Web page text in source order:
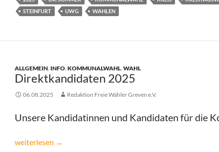
STEINFURT
UWG WAHLEN
ALLGEMEIN, INFO,KOMMUNALWAHL,WAHL
Direktkandidaten 2025
06.08.2025 Redaktion Freie Wähler Greven e.V.
Unsere Kandidatinnen und Kandidaten für die
Direktkandidaten 2025
weiterlesen →